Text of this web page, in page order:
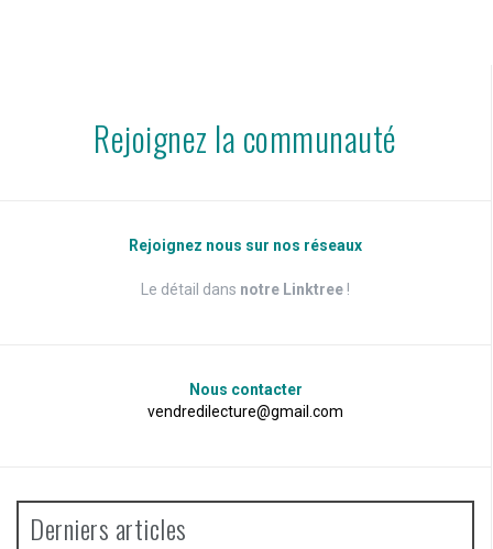
Rejoignez la communauté
Rejoignez nous sur nos réseaux
Le détail dans notre Linktree !
Nous contacter
vendredilecture@gmail.com
Derniers articles